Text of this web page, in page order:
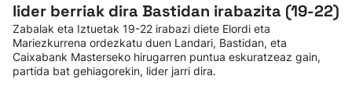
lider berriak dira Bastidan irabazita (19-22)
Zabalak eta Iztuetak 19-22 irabazi diete Elordi eta
Mariezkurrena ordezkatu duen Landari, Bastidan, eta
Caixabank Masterseko hirugarren puntua eskuratzeaz gain,
partida bat gehiagorekin, lider jarri dira.